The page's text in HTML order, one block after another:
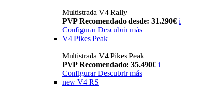
Multistrada V4 Rally
PVP Recomendado desde: 31.290€ i
Configurar Descubrir más
V4 Pikes Peak
Multistrada V4 Pikes Peak
PVP Recomendado: 35.490€ i
Configurar Descubrir más
new V4 RS